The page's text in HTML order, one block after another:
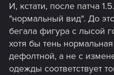
И, кстати, после патча
"нормальный вид". До
бегала фигура с лысой
хотя бы тень
дефолтной, а не с
одежды соответствует